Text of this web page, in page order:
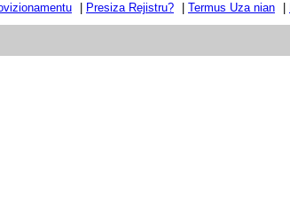
Presiza Rejistru? Termus Uza nian